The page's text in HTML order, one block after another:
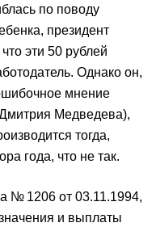
по поводу
президент
эти 50 рублей
Однако он,
мнение
Медведева),
тогда,
года, что не так.
№ 1206 от 03.11.1994,
и выплаты